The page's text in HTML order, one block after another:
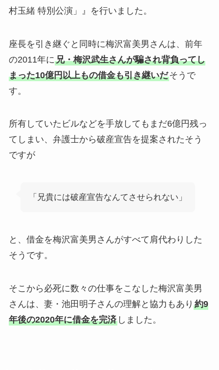
村玉緒 特別公演」』を行いました。
座長を引き継ぐと同時に梅沢富美男さんは、前年
の2011年に兄・梅沢武生さんが騙され背負ってし
まった10億円以上もの借金も引き継いだそうで
す。
所有していたビルなどを手放してもまだ6億円残っ
てしまい、弁護士から破産宣告を提案されたそう
ですが
「兄貴には破産宣告なんてさせられない」
と、借金を梅沢富美男さんがすべて肩代わりした
そうです。
そこから必死に数々の仕事をこなした梅沢富美男
さんは、妻・池田明子さんの理解と協力もあり 約9
年後の2020年に借金を完済しました。